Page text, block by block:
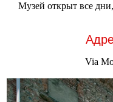
Музей открыт все
Via